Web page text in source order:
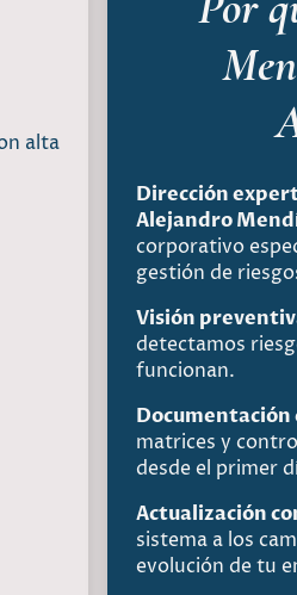
alta
Dirección
Alejandro
corporativo
gestión de
Visión
detectamos
funcionan.
Documentación
matrices y
desde el primer
Actualización
sistema a los
evolución de tu